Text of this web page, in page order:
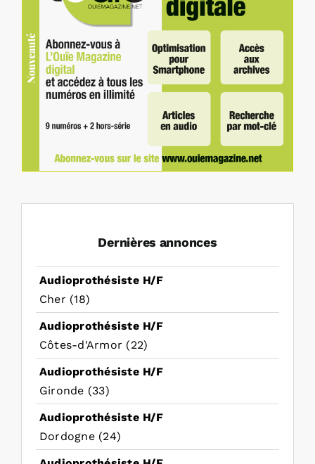
Dernières annonces
Audioprothésiste H/F
Cher (18)
Audioprothésiste H/F
Côtes-d'Armor (22)
Audioprothésiste H/F
Gironde (33)
Audioprothésiste H/F
Dordogne (24)